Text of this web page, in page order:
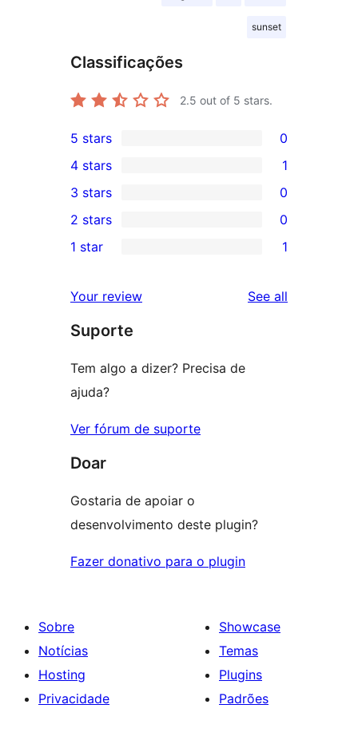
sunset
Classificações
2.5 out of 5 stars.
0
5-
star
reviews
5 stars 0
4-
star
review
4 stars 1
0
3-
star
3 stars 0
2-
reviews
2 stars 0
star
review
1 star 1
Your review See all
Suporte
Tem algo a dizer? Precisa de
ajuda?
Ver fórum de suporte
Doar
Gostaria de apoiar o
desenvolvimento deste plugin?
Fazer donativo para o plugin
Sobre
Notícias
Hosting
Privacidade
Showcase
Temas
Plugins
Padrões